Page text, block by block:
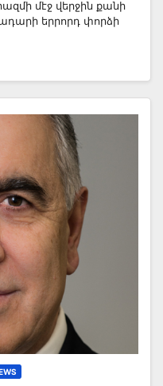
մէջ վերջին քանի
երրորդ փորձի